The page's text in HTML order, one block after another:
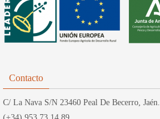
Contacto
C/ La Nava S/N 23460 Peal De Becerro, Jaén.